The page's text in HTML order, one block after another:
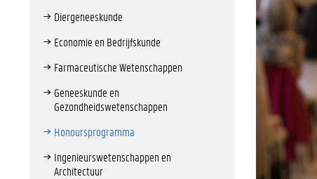
Diergeneeskunde
Economie en Bedrijfskunde
Farmaceutische Wetenschappen
Geneeskunde en
Gezondheidswetenschappen
Honoursprogramma
Ingenieurswetenschappen en
Architectuur